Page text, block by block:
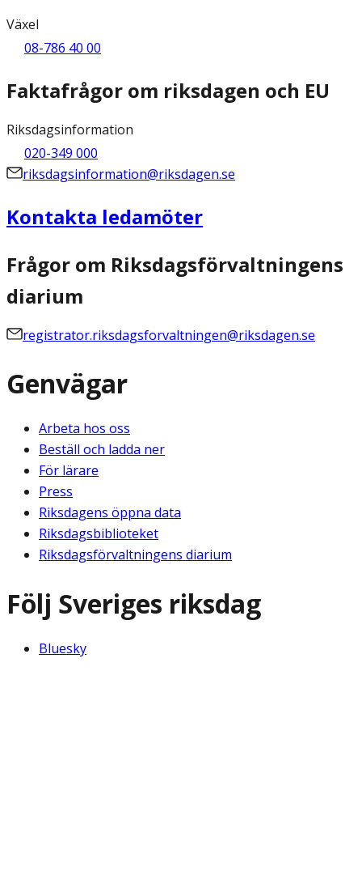
Växel
08-786 40 00
Faktafrågor om riksdagen och EU
Riksdagsinformation
020-349 000
riksdagsinformation@riksdagen.se
Kontakta ledamöter
Frågor om Riksdagsförvaltningens
diarium
registrator.riksdagsforvaltningen@riksdagen.se
Genvägar
Arbeta hos oss
Beställ och ladda ner
För lärare
Press
Riksdagens öppna data
Riksdagsbiblioteket
Riksdagsförvaltningens diarium
Följ Sveriges riksdag
Bluesky